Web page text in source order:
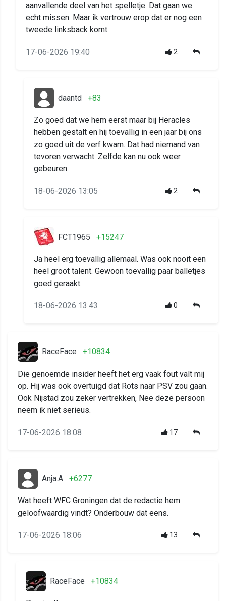
aanvallende deel van het spelletje. Dat gaan we
echt missen. Maar ik vertrouw erop dat er nog een
tweede linksback komt.
17-06-2026 19:40 2
daantd +83
Zo goed dat we hem eerst maar bij Heracles
hebben gestalt en hij toevallig in een jaar bij ons
zo goed uit de verf kwam. Dat had niemand van
tevoren verwacht. Zelfde kan nu ook weer
gebeuren.
18-06-2026 13:05 2
FCT1965 +15247
Ja heel erg toevallig allemaal. Was ook nooit een
heel groot talent. Gewoon toevallig paar balletjes
goed geraakt.
18-06-2026 13:43 0
RaceFace +10834
Die genoemde insider heeft het erg vaak fout valt mij
op. Hij was ook overtuigd dat Rots naar PSV zou gaan.
Ook Nijstad zou zeker vertrekken, Nee deze persoon
neem ik niet serieus.
17-06-2026 18:08 17
Anja.A +6277
Wat heeft WFC Groningen dat de redactie hem
geloofwaardig vindt? Onderbouw dat eens.
17-06-2026 18:06 13
RaceFace +10834